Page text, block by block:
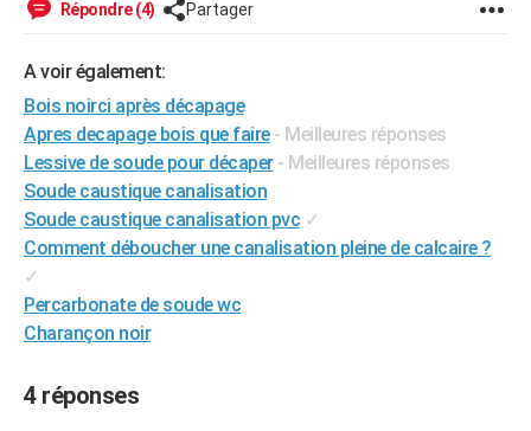
Répondre (4) Partager
A voir également:
Bois noirci après décapage
Apres decapage bois que faire - Meilleures réponses
Lessive de soude pour décaper - Meilleures réponses
Soude caustique canalisation
Soude caustique canalisation pvc ✓
Comment déboucher une canalisation pleine de calcaire ?
✓
Percarbonate de soude wc
Charançon noir
4 réponses